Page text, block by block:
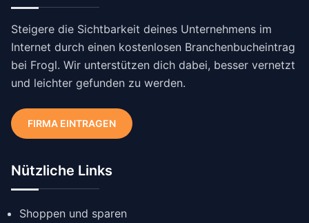
Steigere die Sichtbarkeit deines Unternehmens im
Internet durch einen kostenlosen Branchenbucheintrag
bei Frogl. Wir unterstützen dich dabei, besser vernetzt
und leichter gefunden zu werden.
FIRMA EINTRAGEN
Nützliche Links
Shoppen und sparen